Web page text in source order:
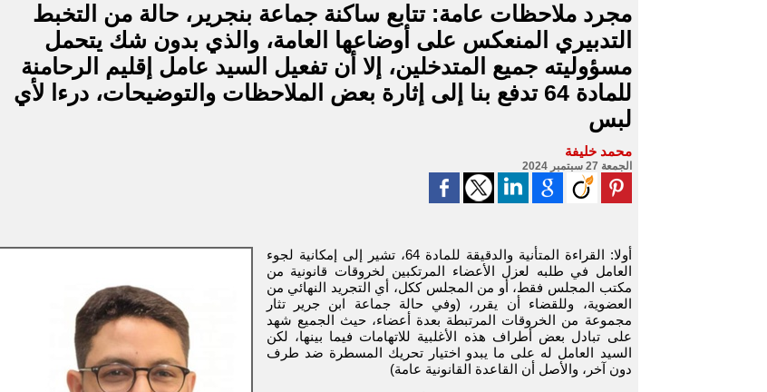
مجرد ملاحظات عامة: تتابع ساكنة جماعة بنجرير، حالة من التخبط
التدبيري المنعكس على أوضاعها العامة، والذي بدون شك يتحمل
مسؤوليته جميع المتدخلين، إلا أن تفعيل السيد عامل إقليم الرحامنة
للمادة 64 تدفع بنا إلى إثارة بعض الملاحظات والتوضيحات، درءا لأي
لبس
محمد خليفة
الجمعة 27 سبتمبر 2024
أولا: القراءة المتأنية والدقيقة للمادة 64، تشير إلى إمكانية لجوء
العامل في طلبه لعزل الأعضاء المرتكبين لخروقات قانونية من
مكتب المجلس فقط، أو من المجلس ككل، أي التجريد النهائي من
العضوية، وللقضاء أن يقرر، (وفي حالة جماعة ابن جرير تثار
مجموعة من الخروقات المرتبطة بعدة أعضاء، حيث الجميع شهد
على تبادل بعض أطراف هذه الأغلبية للاتهامات فيما بينها، لكن
السيد العامل له على ما يبدو اختيار تحريك المسطرة ضد طرف
دون آخر، والأصل أن القاعدة القانونية عامة)